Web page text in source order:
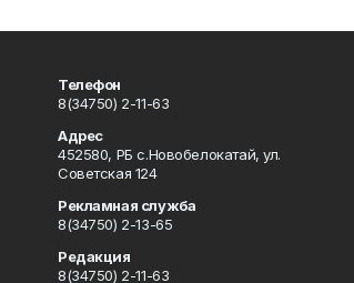
Телефон
8(34750) 2-11-63
Адрес
452580, РБ с.Новобелокатай, ул.
Советская 124
Рекламная служба
8(34750) 2-13-65
Редакция
8(34750) 2-11-63